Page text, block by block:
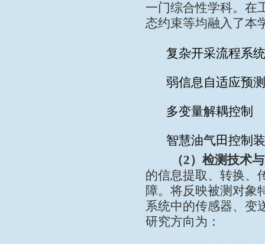
一门综合性学科。在
态约束等均融入了本
复杂开采流程系
弱信息自适应预
多变量解耦控制
智慧油气田控制
（2）检测技术
的信息提取、转换、
障。将反映被测对象
系统中的传感器、变
研究方向为：